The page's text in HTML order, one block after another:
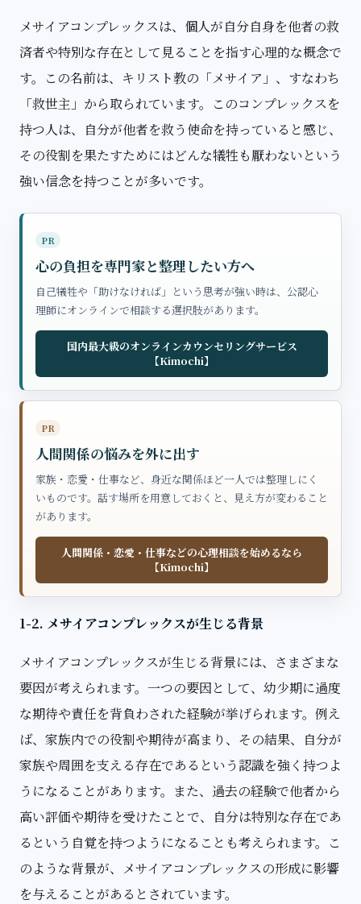
メサイアコンプレックスは、個人が自分自身を他者の救
済者や特別な存在として見ることを指す心理的な概念で
す。この名前は、キリスト教の「メサイア」、すなわち
「救世主」から取られています。このコンプレックスを
持つ人は、自分が他者を救う使命を持っていると感じ、
その役割を果たすためにはどんな犠牲も厭わないという
強い信念を持つことが多いです。
PR
心の負担を専門家と整理したい方へ
自己犠牲や「助けなければ」という思考が強い時は、公認心
理師にオンラインで相談する選択肢があります。
国内最大級のオンラインカウンセリングサービス
【Kimochi】
PR
人間関係の悩みを外に出す
家族・恋愛・仕事など、身近な関係ほど一人では整理しにく
いものです。話す場所を用意しておくと、見え方が変わること
があります。
人間関係・恋愛・仕事などの心理相談を始めるなら
【Kimochi】
1-2. メサイアコンプレックスが生じる背景
メサイアコンプレックスが生じる背景には、さまざまな
要因が考えられます。一つの要因として、幼少期に過度
な期待や責任を背負わされた経験が挙げられます。例え
ば、家族内での役割や期待が高まり、その結果、自分が
家族や周囲を支える存在であるという認識を強く持つよ
うになることがあります。また、過去の経験で他者から
高い評価や期待を受けたことで、自分は特別な存在であ
るという自覚を持つようになることも考えられます。こ
のような背景が、メサイアコンプレックスの形成に影響
を与えることがあるとされています。